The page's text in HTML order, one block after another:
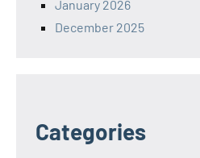
January 2026
December 2025
Categories